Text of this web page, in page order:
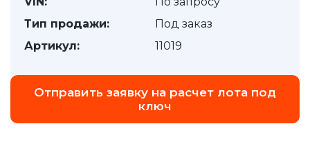
Тип продажи:
Под заказ
Артикул:
11019
Отправить заявку на расчет лота под
ключ